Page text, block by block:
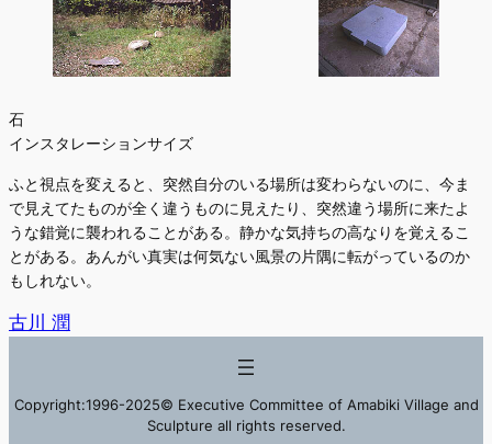
石
インスタレーションサイズ
ふと視点を変えると、突然自分のいる場所は変わらないのに、今ま
で見えてたものが全く違うものに見えたり、突然違う場所に来たよ
うな錯覚に襲われることがある。静かな気持ちの高なりを覚えるこ
とがある。あんがい真実は何気ない風景の片隅に転がっているのか
もしれない。
古川 潤
Copyright:1996-2025© Executive Committee of Amabiki Village and
Sculpture all rights reserved.